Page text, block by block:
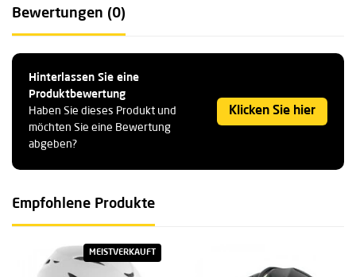
Bewertungen (0)
Hinterlassen Sie eine
Produktbewertung
Haben Sie dieses Produkt und
möchten Sie eine Bewertung
abgeben?
Klicken Sie hier
Empfohlene Produkte
MEISTVERKAUFT